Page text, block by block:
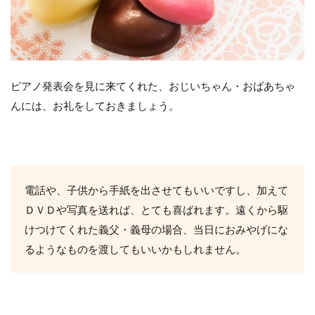
ピアノ発表会を見に来てくれた、おじいちゃん・おばあちゃ
んには、お礼をしておきましょう。
電話や、子供から手紙を出させてもいいですし、加えて
ＤＶＤや写真を送れば、とても喜ばれます。遠くから駆
けつけてくれた義父・義母の場合、当日におみやげにな
るようなものを渡してもいいかもしれません。